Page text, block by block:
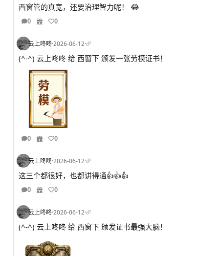
西窗管的真宽，还要治理智力呢！ 😂
0 0
云上咚咚·2026-06-12·
(^-^) 云上咚咚 给 西窗下 颁发一张劳模证书！
0 0
云上咚咚·2026-06-12·
这三个都很好，也都讲得通👍👍👍
0 0
云上咚咚·2026-06-12·
(^-^) 云上咚咚 给 西窗下 颁发证书最强大脑！